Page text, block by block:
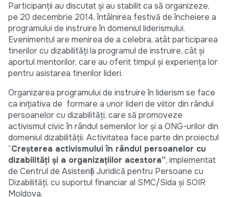
Participanții au discutat și au stabilit ca să organizeze,
pe 20 decembrie 2014, întâlnirea festivă de încheiere a
programului de instruire în domeniul liderismului.
Evenimentul are menirea de a celebra, atât participarea
tinerilor cu dizabilități la programul de instruire, cât și
aportul mentorilor, care au oferit timpul și experiența lor
pentru asistarea tinerilor lideri.
Organizarea programului de instruire în liderism se face
ca inițiativa de formare a unor lideri de viitor din rândul
persoanelor cu dizabilități, care să promoveze
activismul civic în rândul semenilor lor și a ONG-urilor din
domeniul dizabilității. Activitatea face parte din proiectul
“Creșterea activismului în rândul persoanelor cu
dizabilități și a organizațiilor acestora”, implementat
de Centrul de Asistență Juridică pentru Persoane cu
Dizabilități, cu suportul financiar al SMC/Sida și SOIR
Moldova.